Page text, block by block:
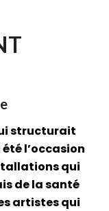
structurait
l’occasion
qui
de la santé
artistes qui